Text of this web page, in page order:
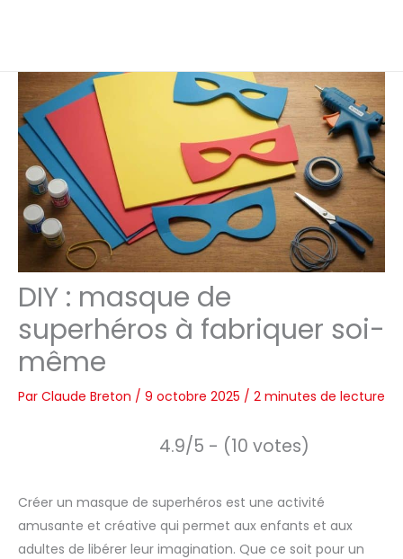
DIY : masque de
superhéros à fabriquer soi-
même
Par Claude Breton / 9 octobre 2025 / 2 minutes de lecture
4.9/5 - (10 votes)
Créer un masque de superhéros est une activité
amusante et créative qui permet aux enfants et aux
adultes de libérer leur imagination. Que ce soit pour un